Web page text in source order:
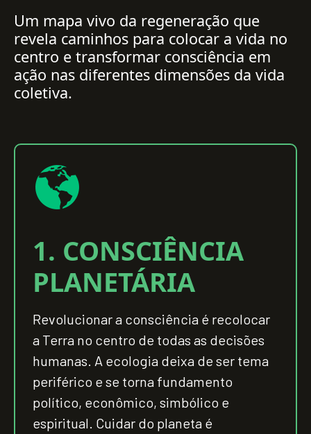
Um mapa vivo da regeneração que
revela caminhos para colocar a vida no
centro e transformar consciência em
ação nas diferentes dimensões da vida
coletiva.
1. CONSCIÊNCIA
PLANETÁRIA
Revolucionar a consciência é recolocar
a Terra no centro de todas as decisões
humanas. A ecologia deixa de ser tema
periférico e se torna fundamento
político, econômico, simbólico e
espiritual. Cuidar do planeta é